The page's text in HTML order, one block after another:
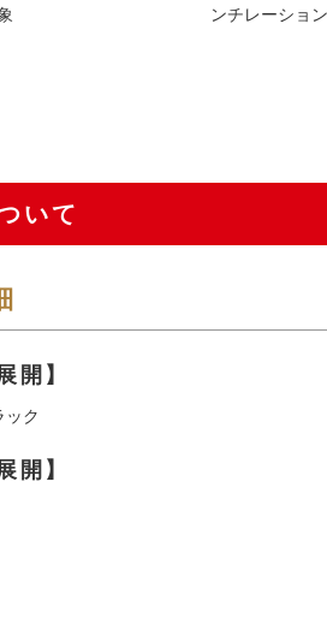
ンチレーション
いて
開】
ック
開】